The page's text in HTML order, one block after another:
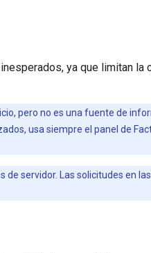
ya que limitan la
pero no es una fuente de
usa siempre el panel de
de servidor. Las solicitudes en